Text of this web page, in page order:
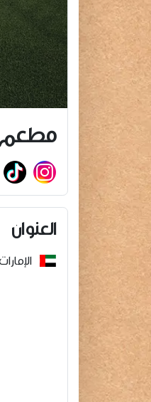
مطعم
العنوان